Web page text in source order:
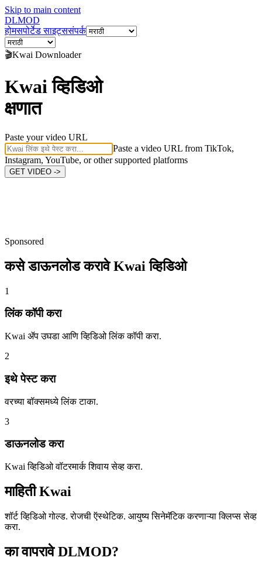
Skip to main content
DLMOD
होमसपोर्टेड साइट्ससंपर्क
🎬Kwai Downloader
Kwai व्हिडिओ
क्षणात
Paste your video URL
Paste a video URL from TikTok,
Instagram, YouTube, or other supported platforms
GET VIDEO ->
Sponsored
कसे डाऊनलोड करावे Kwai व्हिडिओ
1
लिंक कॉपी करा
Kwai ॲप उघडा आणि व्हिडिओ लिंक कॉपी करा.
2
इथे पेस्ट करा
वरच्या बॉक्समध्ये लिंक टाका.
3
डाऊनलोड करा
Kwai व्हिडिओ वॉटरमार्क शिवाय सेव्ह करा.
माहिती Kwai
शॉर्ट व्हिडिओ गोल्ड. रोजची ऍस्थेटिक. आयुष्य सिनेमॅटिक करणाऱ्या क्लिप्स सेव्ह
करा.
का वापरावे DLMOD?